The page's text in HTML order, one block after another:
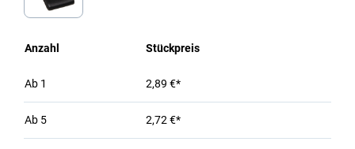
Anzahl Stückpreis
Ab 1 2,89 €*
Ab 5 2,72 €*